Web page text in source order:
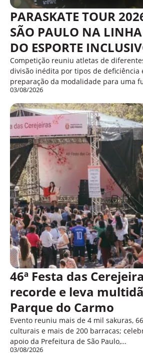
PARASKATE TOUR
SÃO PAULO NA LINHA
DO ESPORTE
Competição reuniu atletas de
divisão inédita por tipos de deficiência
preparação da modalidade para uma
03/08/2026
46ª Festa das
recorde e leva
Parque do Carmo
Evento reuniu mais de 4 mil sakuras,
culturais e mais de 200 barracas;
apoio da Prefeitura de São Paulo,…
03/08/2026